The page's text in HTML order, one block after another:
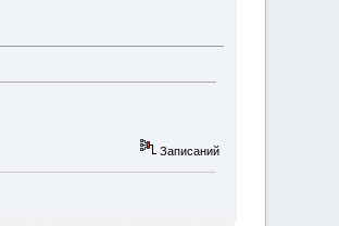
Записаний